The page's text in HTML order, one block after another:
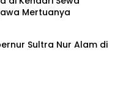
Mertuanya
Sultra Nur Alam di